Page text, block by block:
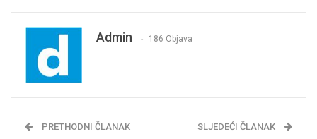
Admin 186 Objava
PRETHODNI ČLANAK SLJEDEĆI ČLANAK